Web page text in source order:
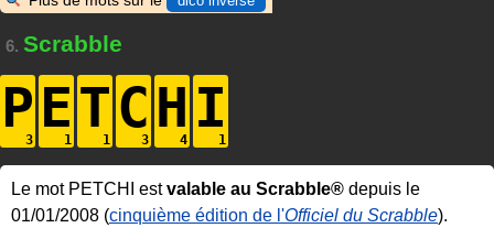
6. Scrabble
PETCH I
Le mot PETCHI estvalable au Scrabble® depuis le
01/01/2008 (cinquième édition de l'Officiel du Scrabble).